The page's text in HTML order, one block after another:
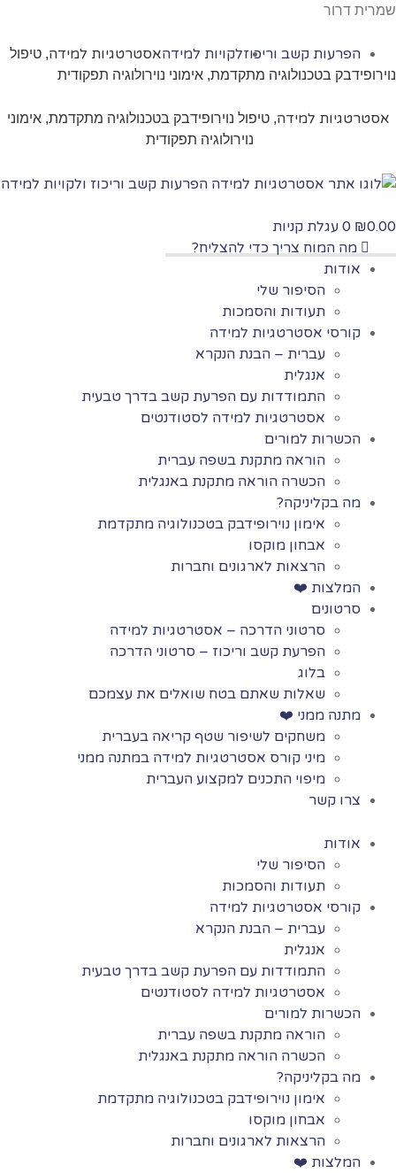
שמרית דרור
הפרעות קשב וריכוזלקויות למידהאסטרטגיות למידה, טיפול
נוירופידבק בטכנולוגיה מתקדמת, אימוני נוירולוגיה תפקודית
אסטרטגיות למידה, טיפול נוירופידבק בטכנולוגיה מתקדמת, אימוני
נוירולוגיה תפקודית
₪0.00
0 עגלת קניות
מה המוח צריך כדי להצליח?
אודות
הסיפור שלי
תעודות והסמכות
קורסי אסטרטגיות למידה
עברית – הבנת הנקרא
אנגלית
התמודדות עם הפרעת קשב בדרך טבעית
אסטרטגיות למידה לסטודנטים
הכשרות למורים
הוראה מתקנת בשפה עברית
הכשרה הוראה מתקנת באנגלית
מה בקליניקה?
אימון נוירופידבק בטכנולוגיה מתקדמת
אבחון מוקסו
הרצאות לארגונים וחברות
המלצות ❤️
סרטונים
סרטוני הדרכה – אסטרטגיות למידה
הפרעת קשב וריכוז – סרטוני הדרכה
בלוג
שאלות שאתם בטח שואלים את עצמכם
מתנה ממני ❤️
משחקים לשיפור שטף קריאה בעברית
מיני קורס אסטרטגיות למידה במתנה ממני
מיפוי התכנים למקצוע העברית
צרו קשר
אודות
הסיפור שלי
תעודות והסמכות
קורסי אסטרטגיות למידה
עברית – הבנת הנקרא
אנגלית
התמודדות עם הפרעת קשב בדרך טבעית
אסטרטגיות למידה לסטודנטים
הכשרות למורים
הוראה מתקנת בשפה עברית
הכשרה הוראה מתקנת באנגלית
מה בקליניקה?
אימון נוירופידבק בטכנולוגיה מתקדמת
אבחון מוקסו
הרצאות לארגונים וחברות
המלצות ❤️